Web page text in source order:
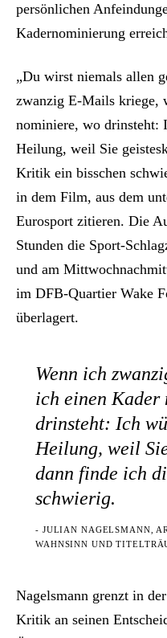
persönlichen
Kadernominierung
„Du wirst niemals allen
zwanzig E-Mails kriege,
nominiere, wo drinsteht:
Heilung, weil Sie
Kritik ein bisschen
in dem Film, aus dem
Eurosport zitieren. Die
Stunden die Sport-
und am
im DFB-Quartier Wake
überlagert.
Wenn ich
ich einen Kader
drinsteht: Ich
Heilung, weil
dann finde ich
schwierig.
- JULIAN NAGELSMANN,
WAHNSINN UND
Nagelsmann grenzt in
Kritik an seinen